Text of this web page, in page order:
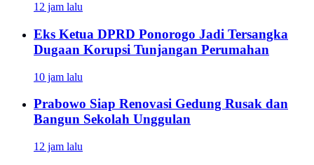
12 jam lalu
Eks Ketua DPRD Ponorogo Jadi Tersangka
Dugaan Korupsi Tunjangan Perumahan
10 jam lalu
Prabowo Siap Renovasi Gedung Rusak dan
Bangun Sekolah Unggulan
12 jam lalu